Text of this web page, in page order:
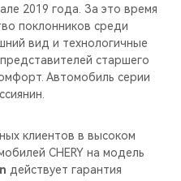
2019 года. За это время
поклонников среди
вид и технологичные
старшего
Автомобиль серии
клиентов в высоком
CHERY на модель
действует гарантия